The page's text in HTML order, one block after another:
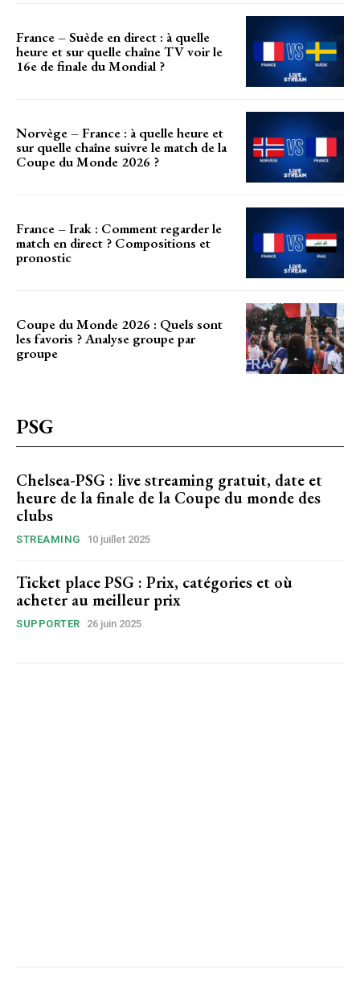
France – Suède en direct : à quelle
heure et sur quelle chaîne TV voir le
16e de finale du Mondial ?
Norvège – France : à quelle heure et
sur quelle chaîne suivre le match de la
Coupe du Monde 2026 ?
France – Irak : Comment regarder le
match en direct ? Compositions et
pronostic
Coupe du Monde 2026 : Quels sont
les favoris ? Analyse groupe par
groupe
PSG
Chelsea-PSG : live streaming gratuit, date et
heure de la finale de la Coupe du monde des
clubs
STREAMING 10 juillet 2025
Ticket place PSG : Prix, catégories et où
acheter au meilleur prix
SUPPORTER 26 juin 2025